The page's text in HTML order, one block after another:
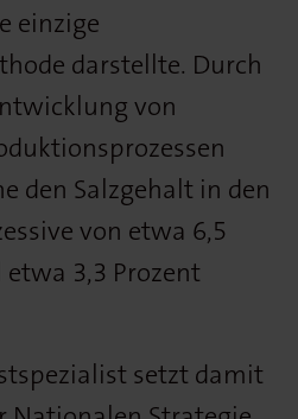
einzige
darstellte. Durch
von
den Salzgehalt in den
von etwa 6,5
3,3 Prozent
setzt damit